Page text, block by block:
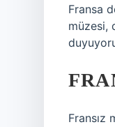
Fransa
müzesi,
Fransız